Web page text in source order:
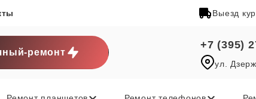
Выезд
ремонт
+7 (395)
ул.